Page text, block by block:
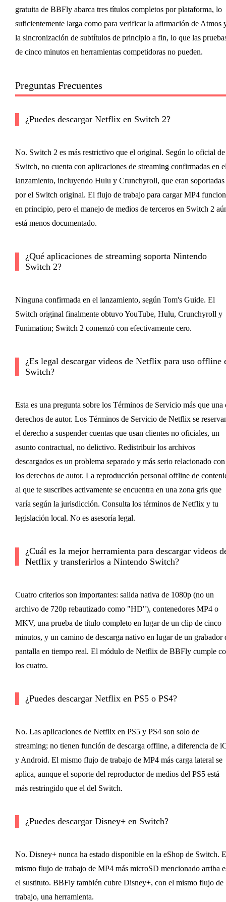
gratuita de BBFly abarca tres títulos completos por plataforma, lo
suficientemente larga como para verificar la afirmación de Atmos
la sincronización de subtítulos de principio a fin, lo que las
de cinco minutos en herramientas competidoras no pueden.
Preguntas Frecuentes
¿Puedes descargar Netflix en Switch 2?
No. Switch 2 es más restrictivo que el original. Según lo oficial de
Switch, no cuenta con aplicaciones de streaming confirmadas en
lanzamiento, incluyendo Hulu y Crunchyroll, que eran soportadas
por el Switch original. El flujo de trabajo para cargar MP4
en principio, pero el manejo de medios de terceros en Switch 2
está menos documentado.
¿Qué aplicaciones de streaming soporta Nintendo
Switch 2?
Ninguna confirmada en el lanzamiento, según Tom's Guide. El
Switch original finalmente obtuvo YouTube, Hulu, Crunchyroll y
Funimation; Switch 2 comenzó con efectivamente cero.
¿Es legal descargar videos de Netflix para uso offline
Switch?
Esta es una pregunta sobre los Términos de Servicio más que una
derechos de autor. Los Términos de Servicio de Netflix se
el derecho a suspender cuentas que usan clientes no oficiales, un
asunto contractual, no delictivo. Redistribuir los archivos
descargados es un problema separado y más serio relacionado con
los derechos de autor. La reproducción personal offline de
al que te suscribes activamente se encuentra en una zona gris que
varía según la jurisdicción. Consulta los términos de Netflix y tu
legislación local. No es asesoría legal.
¿Cuál es la mejor herramienta para descargar videos
Netflix y transferirlos a Nintendo Switch?
Cuatro criterios son importantes: salida nativa de 1080p (no un
archivo de 720p rebautizado como "HD"), contenedores MP4 o
MKV, una prueba de título completo en lugar de un clip de cinco
minutos, y un camino de descarga nativo en lugar de un grabador
pantalla en tiempo real. El módulo de Netflix de BBFly cumple
los cuatro.
¿Puedes descargar Netflix en PS5 o PS4?
No. Las aplicaciones de Netflix en PS5 y PS4 son solo de
streaming; no tienen función de descarga offline, a diferencia de
y Android. El mismo flujo de trabajo de MP4 más carga lateral se
aplica, aunque el soporte del reproductor de medios del PS5 está
más restringido que el del Switch.
¿Puedes descargar Disney+ en Switch?
No. Disney+ nunca ha estado disponible en la eShop de Switch.
mismo flujo de trabajo de MP4 más microSD mencionado arriba
el sustituto. BBFly también cubre Disney+, con el mismo flujo de
trabajo, una herramienta.